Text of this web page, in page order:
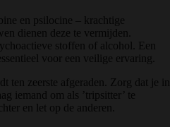
en psilocine – krachtige
dienen deze te vermijden.
stoffen of alcohol. Een
voor een veilige ervaring.
ten zeerste afgeraden. Zorg dat je in
iemand om als ’tripsitter’ te
en let op de anderen.